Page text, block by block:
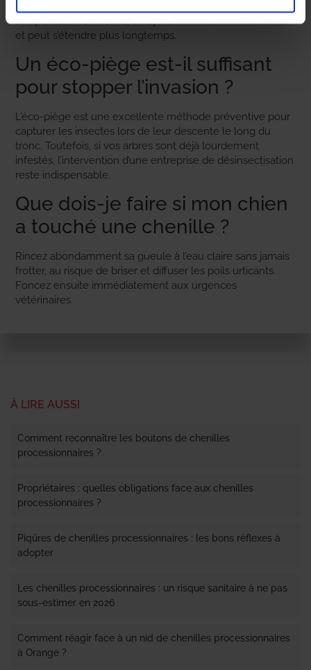
et peut s’étendre plus longtemps.
Un éco-piège est-il suffisant
pour stopper l’invasion ?
L’éco-piège est une excellente méthode préventive pour
capturer les insectes lors de leur descente le long du
tronc. Toutefois, si vos arbres sont déjà lourdement
infestés, l’intervention d’une entreprise de désinsectisation
reste indispensable.
Que dois-je faire si mon chien
a touché une chenille ?
Rincez abondamment sa gueule à l’eau claire sans jamais
frotter, au risque de briser et diffuser les poils urticants.
Foncez ensuite immédiatement aux urgences
vétérinaires.
À LIRE AUSSI
Comment reconnaître les boutons de chenilles
processionnaires ?
Propriétaires : quelles obligations face aux chenilles
processionnaires ?
Piqûres de chenilles processionnaires : les bons réflexes à
adopter
Les chenilles processionnaires : un risque sanitaire à ne pas
sous-estimer en 2026
Comment réagir face à un nid de chenilles processionnaires
à Orange ?